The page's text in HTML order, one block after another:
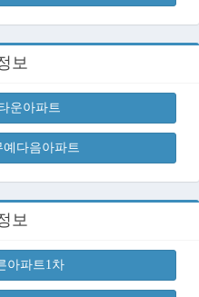
보
운아파트
다음아파트
보
아파트1차